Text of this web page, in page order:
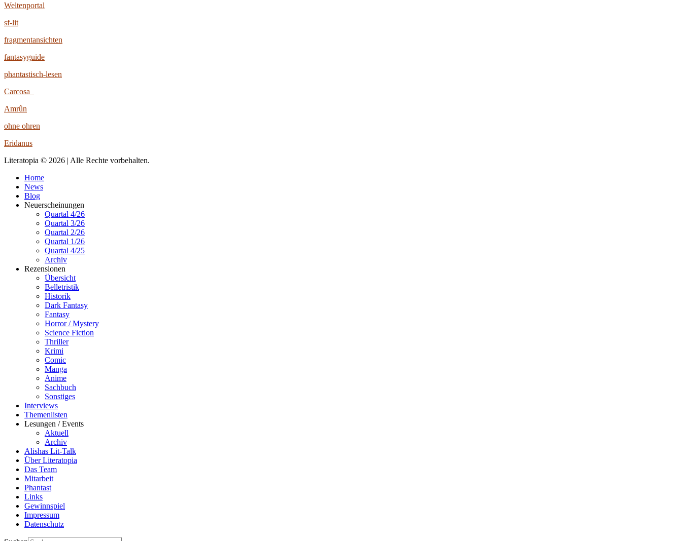
Weltenportal
sf-lit
fragmentansichten
fantasyguide
phantastisch-lesen
Carcosa
Amrûn
ohne ohren
Eridanus
Literatopia © 2026 | Alle Rechte vorbehalten.
Home
News
Blog
Neuerscheinungen
Quartal 4/26
Quartal 3/26
Quartal 2/26
Quartal 1/26
Quartal 4/25
Archiv
Rezensionen
Übersicht
Belletristik
Historik
Dark Fantasy
Fantasy
Horror / Mystery
Science Fiction
Thriller
Krimi
Comic
Manga
Anime
Sachbuch
Sonstiges
Interviews
Themenlisten
Lesungen / Events
Aktuell
Archiv
Alishas Lit-Talk
Über Literatopia
Das Team
Mitarbeit
Phantast
Links
Gewinnspiel
Impressum
Datenschutz